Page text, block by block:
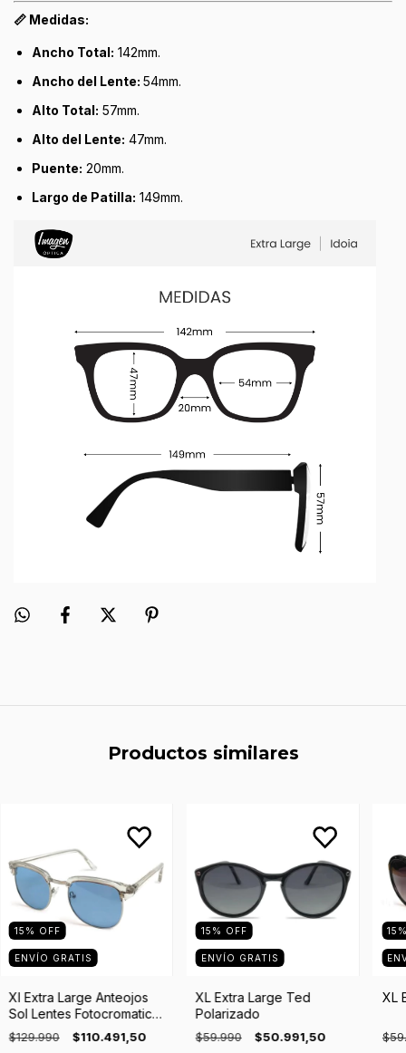
📏 Medidas:
Ancho Total: 142mm.
Ancho del Lente: 54mm.
Alto Total: 57mm.
Alto del Lente: 47mm.
Puente: 20mm.
Largo de Patilla: 149mm.
Productos similares
15 % OFF
ENVÍO GRATIS
Xl Extra Large Anteojos
Sol Lentes Fotocromatico
Clubmaster
$129.990 $110.491,50
15 % OFF
ENVÍO GRATIS
XL Extra Large Ted
Polarizado
$59.990 $50.991,50
15
XL